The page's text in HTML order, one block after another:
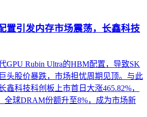
置引发内存市场震荡，长鑫科技
GPU Rubin Ultra的HBM配置，导致SK
头股价暴跌，市场担忧周期见顶。与此
鑫科技科创板上市首日大涨465.82%，
全球DRAM份额升至8%，成为市场新